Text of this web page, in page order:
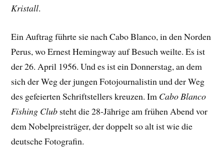
Kristall.
Ein Auftrag führte sie nach Cabo Blanco, in den Norden
Perus, wo Ernest Hemingway auf Besuch weilte. Es ist
der 26. April 1956. Und es ist ein Donnerstag, an dem
sich der Weg der jungen Fotojournalistin und der Weg
des gefeierten Schriftstellers kreuzen. Im Cabo Blanco
Fishing Club steht die 28-Jährige am frühen Abend vor
dem Nobelpreisträger, der doppelt so alt ist wie die
deutsche Fotografin.